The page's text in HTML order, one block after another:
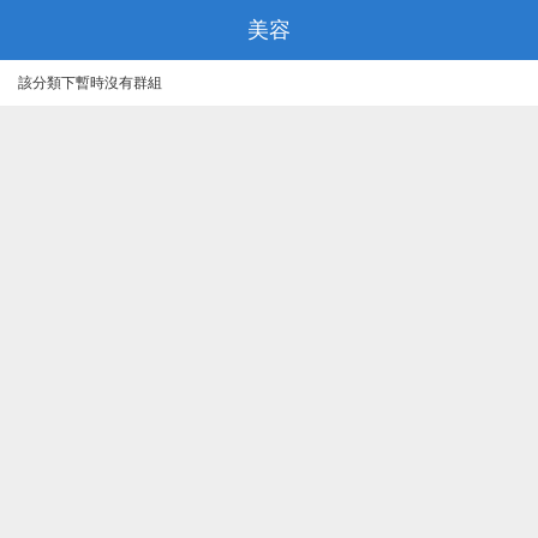
美容
該分類下暫時沒有群組